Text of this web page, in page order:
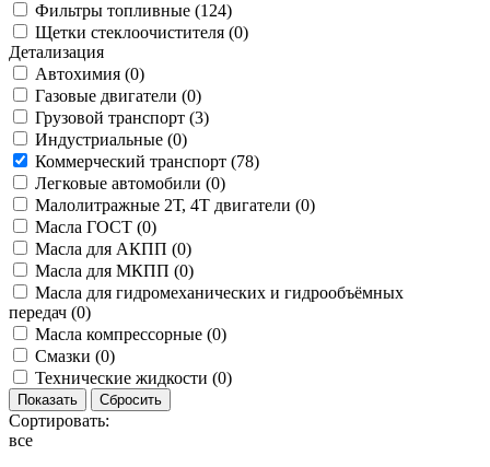
Фильтры топливные (124)
Щетки стеклоочистителя (0)
Детализация
Автохимия (0)
Газовые двигатели (0)
Грузовой транспорт (3)
Индустриальные (0)
Коммерческий транспорт (78)
Легковые автомобили (0)
Малолитражные 2Т, 4Т двигатели (0)
Масла ГОСТ (0)
Масла для АКПП (0)
Масла для МКПП (0)
Масла для гидромеханических и гидрообъёмных
передач (0)
Масла компрессорные (0)
Смазки (0)
Технические жидкости (0)
Сортировать:
все